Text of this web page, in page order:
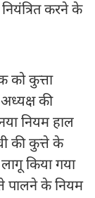
करने के
को कुत्ता
की
नियम हाल
की कुत्ते के
किया गया
पालने के नियम